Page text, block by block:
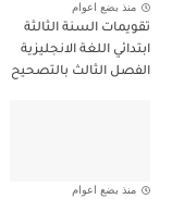
منذ بضع اعوام
تقويمات السنة الثالثة
ابتدائي اللغة الانجليزية
الفصل الثالث بالتصحيح
منذ بضع اعوام